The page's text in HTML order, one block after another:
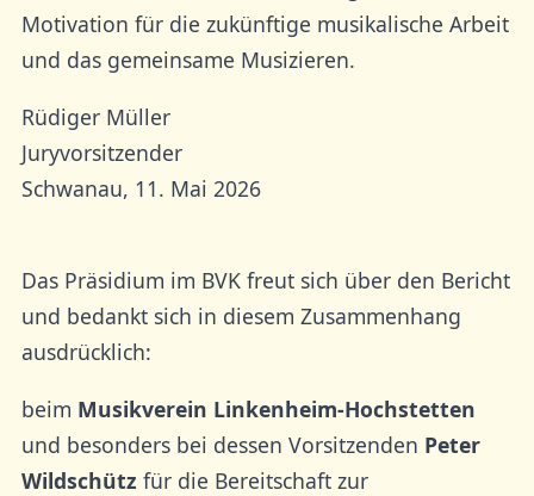
Motivation für die zukünftige musikalische Arbeit
und das gemeinsame Musizieren.
Rüdiger Müller
Juryvorsitzender
Schwanau, 11. Mai 2026
Das Präsidium im BVK freut sich über den Bericht
und bedankt sich in diesem Zusammenhang
ausdrücklich:
beim Musikverein Linkenheim-Hochstetten
und besonders bei dessen Vorsitzenden Peter
Wildschütz für die Bereitschaft zur